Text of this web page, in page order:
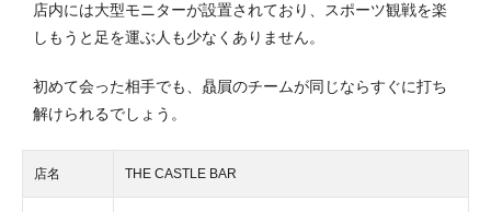
店内には大型モニターが設置されており、スポーツ観戦を楽
しもうと足を運ぶ人も少なくありません。
初めて会った相手でも、贔屓のチームが同じならすぐに打ち
解けられるでしょう。
店名 THE CASTLE BAR